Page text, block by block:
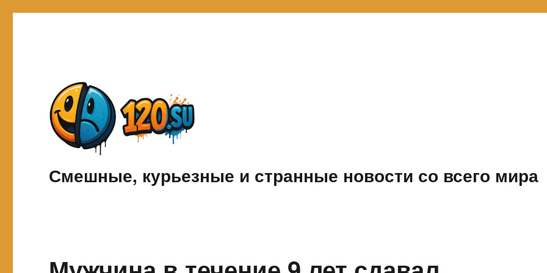
Смешные, курьезные и странные новости со всего мира